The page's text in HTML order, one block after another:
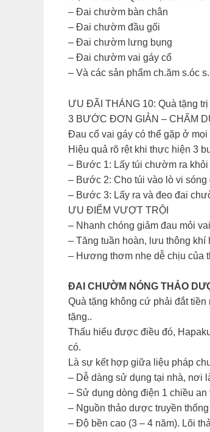
– Đai chườm bàn chân
– Đai chườm đầu gối
– Đai chườm lưng bụng
– Đai chườm vai gáy cổ
– Và các sản phẩm ch.ăm s.óc
ƯU ĐÃI THÁNG 10: Quà tặng
3 BƯỚC ĐƠN GIẢN – CHẤM
Đau cổ vai gáy có thể gặp ở
Hiệu quả rõ rệt khi thực hiện 3
– Bước 1: Lấy túi chườm ra khỏi
– Bước 2: Cho túi vào lò vi
– Bước 3: Lấy ra và đeo đai
ƯU ĐIỂM VƯỢT TRỘI
– Nhanh chóng giảm đau mỏi
– Tăng tuần hoàn, lưu thông khí
– Hương thơm nhẹ dễ chịu của
ĐAI CHƯỜM NÓNG THẢO
Quà tặng không cứ phải đắt
tặng..
Thấu hiểu được điều đó,
có.
Là sự kết hợp giữa liệu pháp
– Dễ dàng sử dụng tại nhà, nơi
– Sử dụng dòng điện 1 chiều an
– Nguồn thảo dược truyền
– Độ bền cao (3 – 4 năm). Lõi